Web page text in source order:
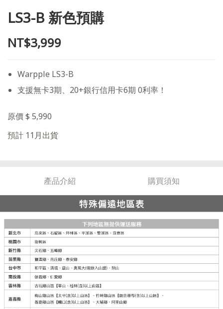
LS3-B 新色預購
NT$3,999
Warpple LS3-B
支援無卡3期、20+銀行信用卡6期 0利率！
原價 $ 5,990
預計 11月出貨
產品介紹 購買須知